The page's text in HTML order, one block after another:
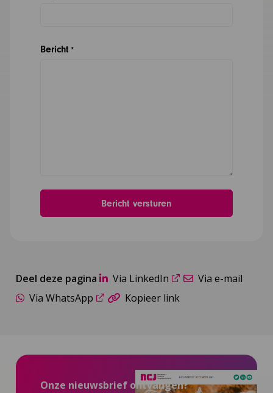
Bericht *
Deel deze pagina Via LinkedIn
Via e-mail
Via WhatsApp
Kopieer link
Onze nieuwsbrief ontvangen?